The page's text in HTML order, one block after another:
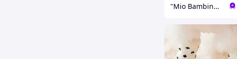
"Mio Bambino" крамничка брендового дитячого одягу